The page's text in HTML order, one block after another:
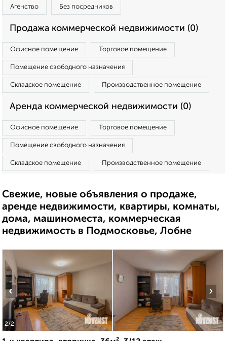
Агенство Без посредников
Продажа коммерческой недвижимости (0)
Офисное помещение Торговое помещение
Помещение свободного назначения
Складское помещение Производственное помещение
Аренда коммерческой недвижимости (0)
Офисное помещение Торговое помещение
Помещение свободного назначения
Складское помещение Производственное помещение
Свежие, новые объявления о продаже,
аренде недвижимости, квартиры, комнаты,
дома, машиноместа, коммерческая
недвижимость в Подмосковье, Лобне
2/2
‹ ›